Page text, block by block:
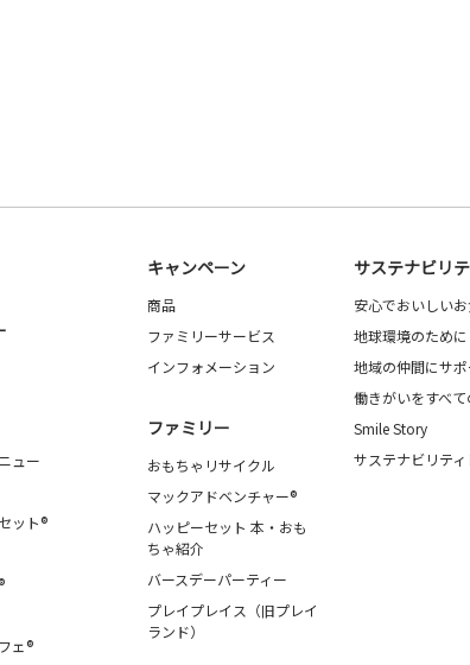
ュー
ット®
ェ®
キャンペーン
商品
ファミリーサービス
インフォメーション
ファミリー
おもちゃリサイクル
マックアドベンチャー®
ハッピーセット 本・おも
ちゃ紹介
バースデーパーティー
プレイプレイス（旧プレイ
ランド）
サステナビリ
安心でおいしい
地球環境のために
地域の仲間にサ
働きがいをすべて
Smile Story
サステナビリティ